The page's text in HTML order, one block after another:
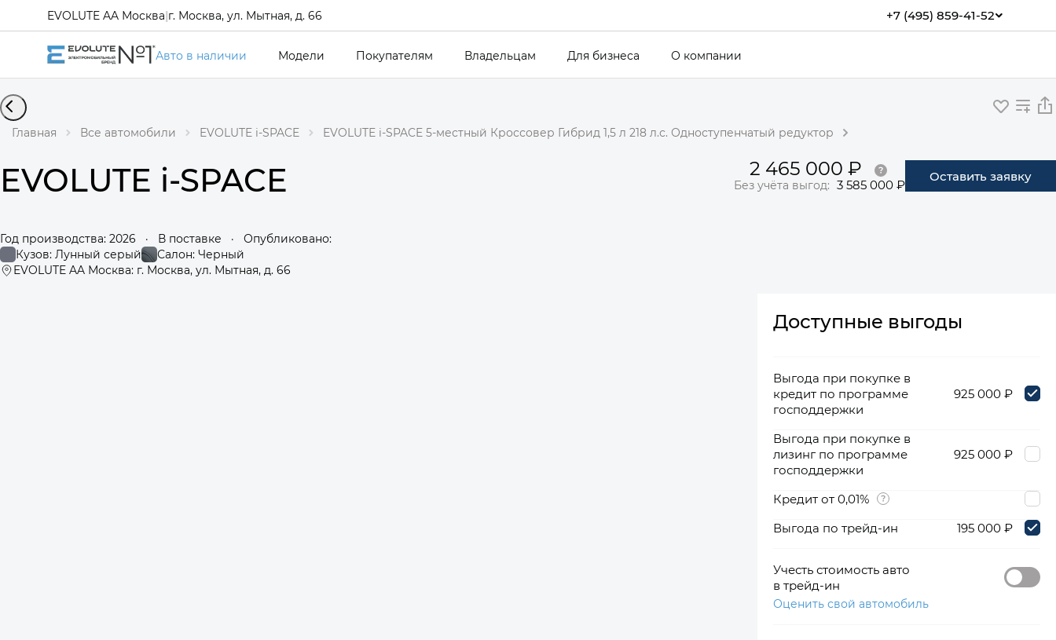
+7 (495) 859-41-52
EVOLUTE AA Москва|г. Москва, ул. Мытная, д. 66
Авто в наличии Модели Покупателям Владельцам Для бизнеса О компании
Главная Все автомобили EVOLUTE i-SPACE EVOLUTE i-SPACE 5-местный Кроссовер Гибрид 1,5 л 218 л.с. Одноступенчатый редуктор
EVOLUTE i-SPACE
Год производства: 2026 · В поставке ·
Опубликовано:
Кузов: Лунный серый
Салон: Черный
EVOLUTE AA Москва: г. Москва, ул. Мытная, д. 66
2 465 000 ₽
Без учёта выгод: 3 585 000 ₽
Оставить заявку
Доступные выгоды
Выгода при покупке в
кредит по программе
господдержки
925 000 ₽
Выгода при покупке в
лизинг по программе
господдержки
925 000 ₽
Кредит от 0,01%
Выгода по трейд-ин
195 000 ₽
Учесть стоимость авто
в трейд-ин
Оценить свой автомобиль